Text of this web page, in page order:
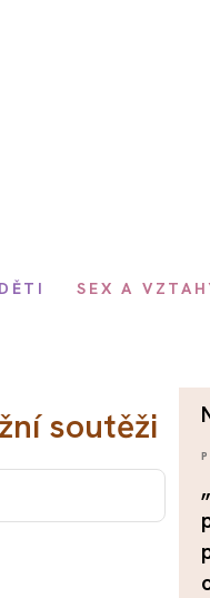
SEX A
soutěži